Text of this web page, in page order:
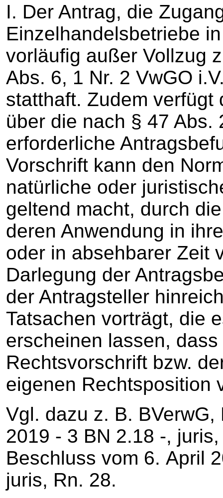
I. Der Antrag, die
Einzelhandelsbetriebe
vorläufig außer Vollzug
Abs. 6, 1 Nr. 2 VwGO
statthaft. Zudem verfügt
über die nach § 47 Abs.
erforderliche
Vorschrift kann den
natürliche oder
geltend macht, durch
deren Anwendung in
oder in absehbarer Zeit
Darlegung der
der Antragsteller
Tatsachen vorträgt, die
erscheinen lassen,
Rechtsvorschrift bzw.
eigenen Rechtsposition
Vgl. dazu z. B.
2019 - 3 BN 2.18 -,
Beschluss vom 6. April
juris, Rn. 28.